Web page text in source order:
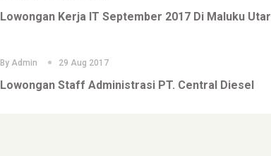
Lowongan Kerja IT September 2017 Di Maluku
By Admin 29 Aug 2017
Lowongan Staff Administrasi PT. Central Diesel